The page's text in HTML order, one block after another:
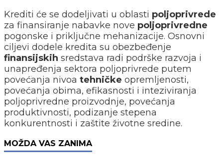
Krediti će se dodeljivati u oblasti poljoprivrede
za finansiranje nabavke nove poljoprivredne
pogonske i priključne mehanizacije. Osnovni
ciljevi dodele kredita su obezbeđenje
finansijskih sredstava radi podrške razvoja i
unapređenja sektora poljoprivrede putem
povećanja nivoa tehničke opremljenosti,
povećanja obima, efikasnosti i inteziviranja
poljoprivredne proizvodnje, povećanja
produktivnosti, podizanje stepena
konkurentnosti i zaštite životne sredine.
MOŽDA VAS ZANIMA